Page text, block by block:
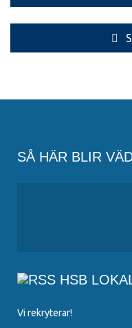
SÅ HÄR BLIR
HSB
Vi rekryterar!